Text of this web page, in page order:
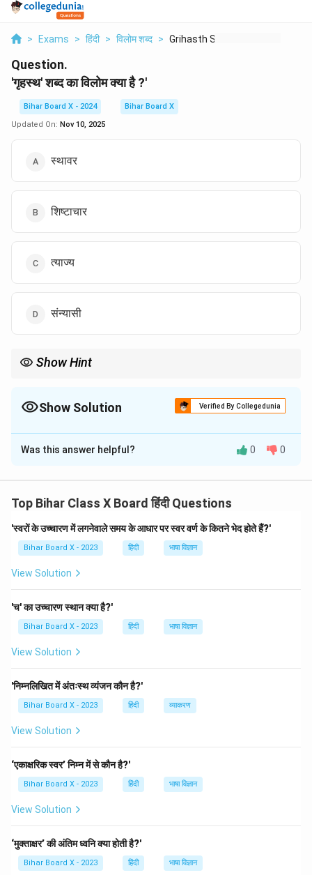
> Exams > हिंदी > विलोम शब्द > Grihasth Shabd Ka Vi...
Question.
'गृहस्थ' शब्द का विलोम क्या है ?'
Bihar Board X - 2024
Bihar Board X
Updated On: Nov 10, 2025
स्थावर
शिष्टाचार
त्याज्य
संन्यासी
Show Hint
Show Solution Verified By Collegedunia
The Correct Option isD
Solution and Explanation
परिवार और समाज में रहता है, जबकि संन्यासी वह व्यक्ति होता है जो
Download Solution in PDF
Was this answer helpful? 0 0
Top Bihar Class X Board हिंदी Questions
'स्वरों के उच्चारण में लगनेवाले समय के आधार पर स्वर वर्ण के कितने भेद होते हैं?'
Bihar Board X - 2023 हिंदी भाषा विज्ञान
View Solution
'च' का उच्चारण स्थान क्या है?'
Bihar Board X - 2023 हिंदी भाषा विज्ञान
View Solution
'निम्नलिखित में अंतःस्थ व्यंजन कौन है?'
Bihar Board X - 2023 हिंदी व्याकरण
View Solution
‘एकाक्षरिक स्वर’ निम्न में से कौन है?'
Bihar Board X - 2023 हिंदी भाषा विज्ञान
View Solution
‘मुक्ताक्षर’ की अंतिम ध्वनि क्या होती है?'
Bihar Board X - 2023 हिंदी भाषा विज्ञान